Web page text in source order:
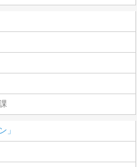
」